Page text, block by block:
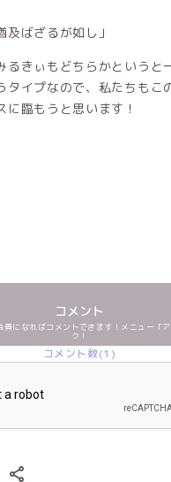
及ばざるが如し」
るきぃもどちらかというと
タイプなので、私たちもこ
に臨もうと思います！
コメント
員になればコメントできます！メニュー「
ク！
コメント数(1)